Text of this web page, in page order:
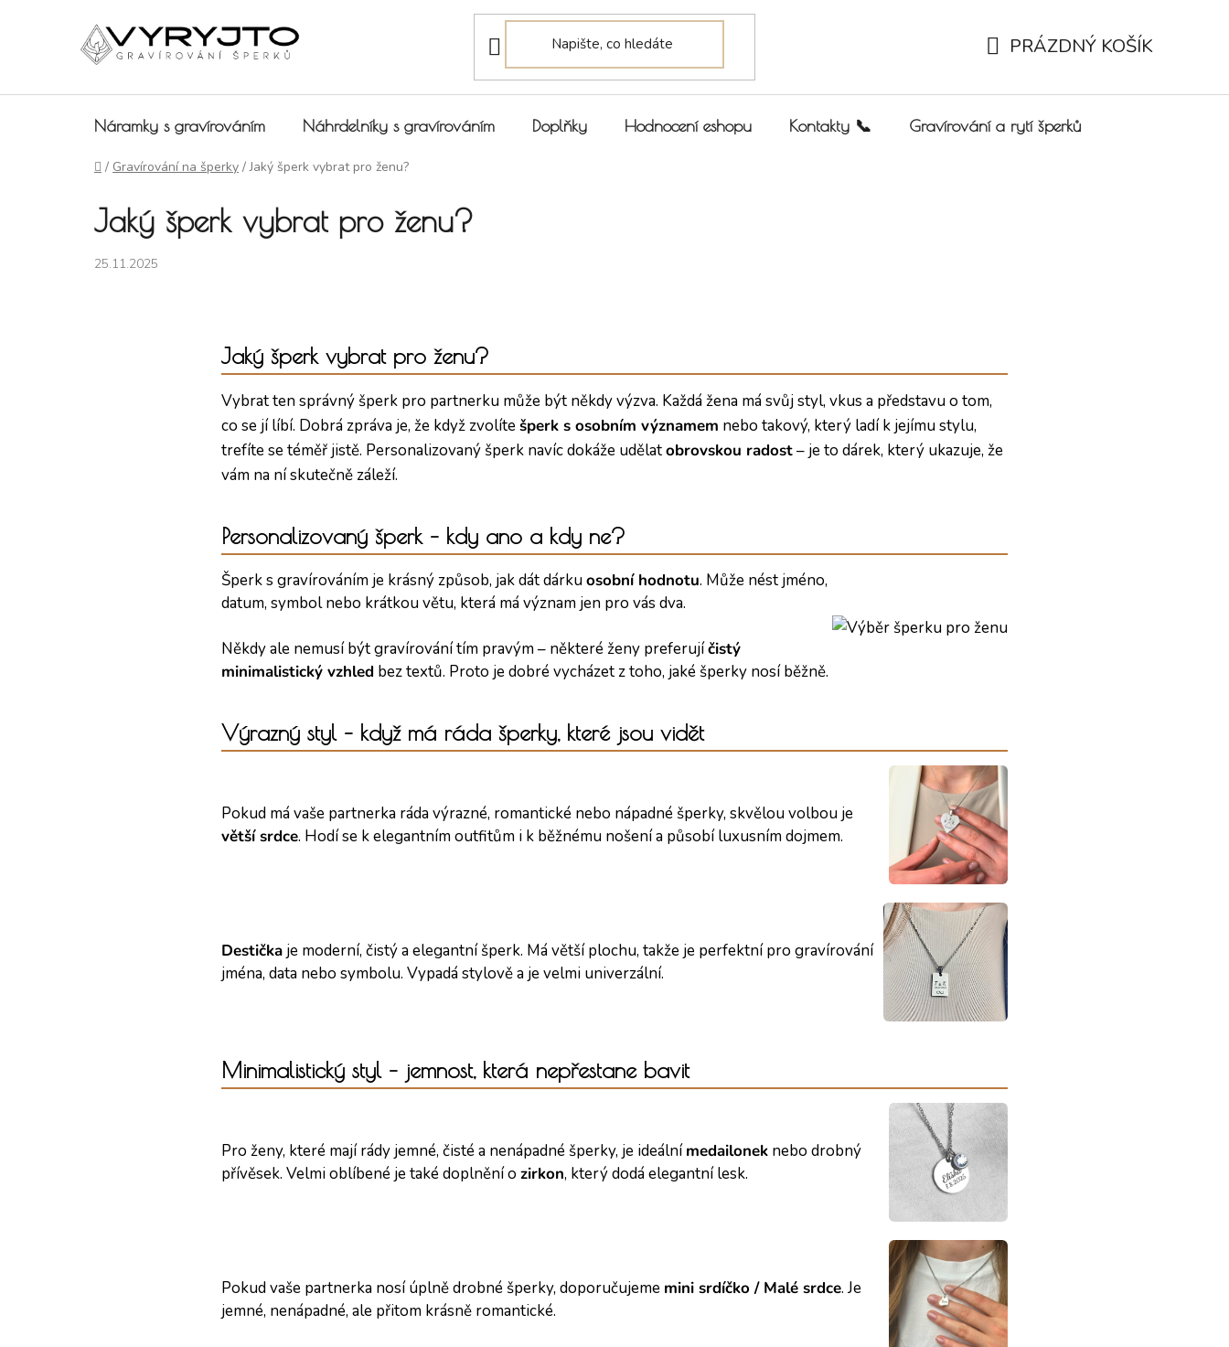
PRÁZDNÝ KOŠÍK
Náramky s gravírováním Náhrdelníky s gravírováním Doplňky Hodnocení eshopu Kontakty 📞 Gravírování a rytí šperků
Domů
/ Gravírování na šperky / Jaký šperk vybrat pro ženu?
Jaký šperk vybrat pro ženu?
25.11.2025
Jaký šperk vybrat pro ženu?
Vybrat ten správný šperk pro partnerku může být někdy výzva. Každá žena má svůj styl, vkus a představu o tom,
co se jí líbí. Dobrá zpráva je, že když zvolítešperk s osobním významem nebo takový, který ladí k jejímu stylu,
trefíte se téměř jistě. Personalizovaný šperk navíc dokáže udělatobrovskou radost– je to dárek, který ukazuje, že
vám na ní skutečně záleží.
Personalizovaný šperk – kdy ano a kdy ne?
Šperk s gravírováním je krásný způsob, jak dát dárkuosobní hodnotu. Může nést jméno,
datum, symbol nebo krátkou větu, která má význam jen pro vás dva.
Někdy ale nemusí být gravírování tím pravým – některé ženy preferujíčistý
minimalistický vzhled bez textů. Proto je dobré vycházet z toho, jaké šperky nosí běžně.
Výrazný styl – když má ráda šperky, které jsou vidět
Pokud má vaše partnerka ráda výrazné, romantické nebo nápadné šperky, skvělou volbou je
větší srdce. Hodí se k elegantním outfitům i k běžnému nošení a působí luxusním dojmem.
Destička je moderní, čistý a elegantní šperk. Má větší plochu, takže je perfektní pro gravírování
jména, data nebo symbolu. Vypadá stylově a je velmi univerzální.
Minimalistický styl – jemnost, která nepřestane bavit
Pro ženy, které mají rády jemné, čisté a nenápadné šperky, je ideálnímedailonek nebo drobný
přívěsek. Velmi oblíbené je také doplnění o zirkon, který dodá elegantní lesk.
Pokud vaše partnerka nosí úplně drobné šperky, doporučujeme mini srdíčko / Malé srdce. Je
jemné, nenápadné, ale přitom krásně romantické.